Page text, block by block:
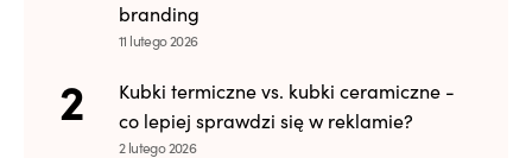
branding
11 lutego 2026
Kubki termiczne vs. kubki ceramiczne -
co lepiej sprawdzi się w reklamie?
2 lutego 2026